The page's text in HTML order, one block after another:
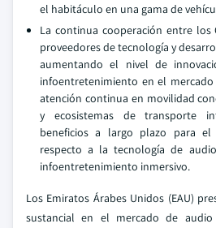
el habitáculo en una gama de
La continua cooperación entre los
proveedores de tecnología y
aumentando el nivel de
infoentretenimiento en el
atención continua en movilidad
y ecosistemas de transporte
beneficios a largo plazo para el
respecto a la tecnología de
infoentretenimiento inmersivo.
Los Emiratos Árabes Unidos (EAU)
sustancial en el mercado de